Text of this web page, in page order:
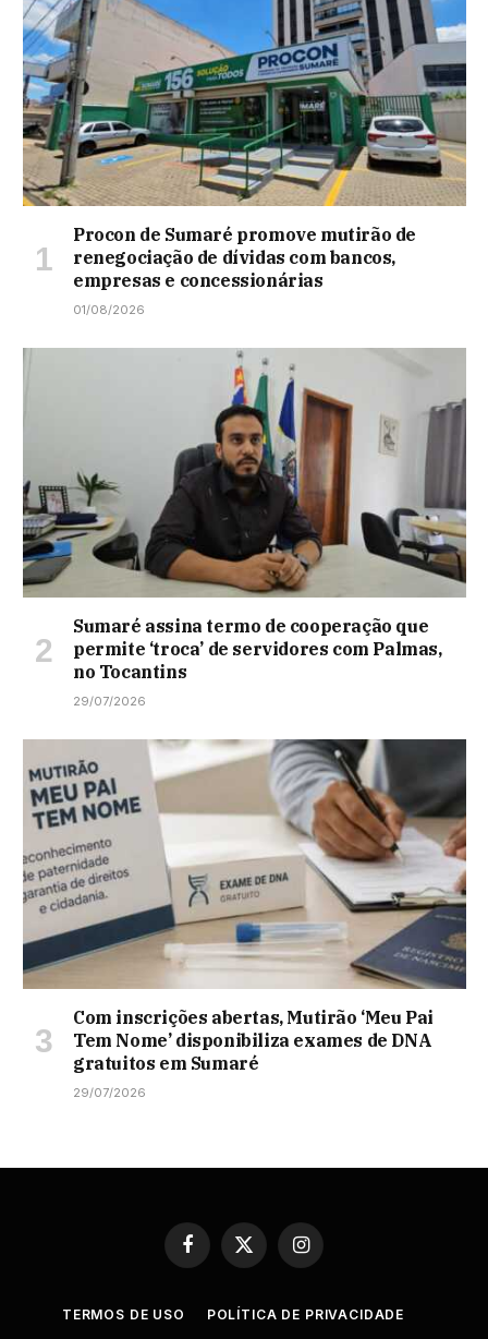
Procon de Sumaré promove mutirão de
renegociação de dívidas com bancos,
empresas e concessionárias
01/08/2026
Sumaré assina termo de cooperação que
permite ‘troca’ de servidores com Palmas,
no Tocantins
29/07/2026
Com inscrições abertas, Mutirão ‘Meu Pai
Tem Nome’ disponibiliza exames de DNA
gratuitos em Sumaré
29/07/2026
Facebook
X
(Twitter)
Instagram
TERMOS DE USO
POLÍTICA DE PRIVACIDADE